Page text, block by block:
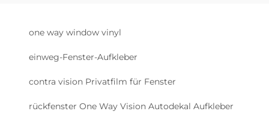
one way window vinyl
einweg-Fenster-Aufkleber
contra vision Privatfilm für Fenster
rückfenster One Way Vision Autodekal Aufkleber